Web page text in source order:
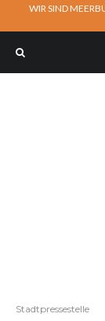
WIR SIND
Stadtpressestelle